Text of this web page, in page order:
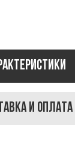
и оплата